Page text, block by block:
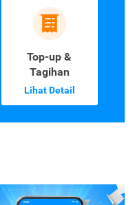
Top-up &
Tagihan
Lihat Detail